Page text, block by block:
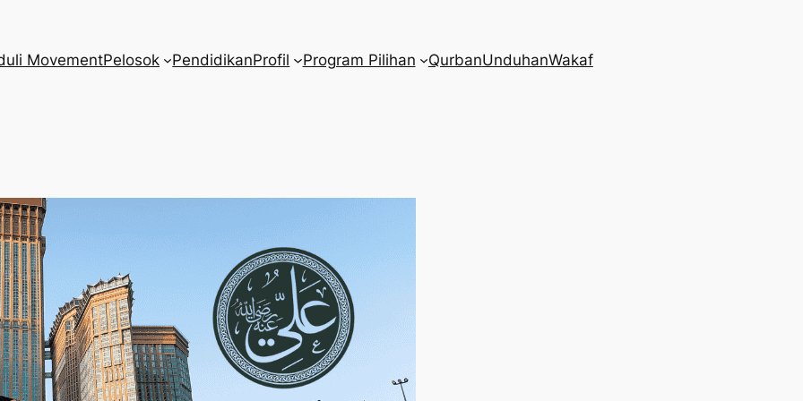
MovementPelosok PendidikanProfil Program Pilihan QurbanUnduhanWakaf